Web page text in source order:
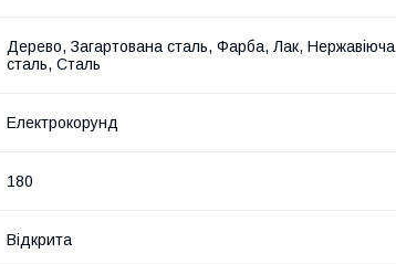
Дерево, Загартована сталь, Фарба, Лак, Нержавіюча
сталь, Сталь
Електрокорунд
180
Відкрита